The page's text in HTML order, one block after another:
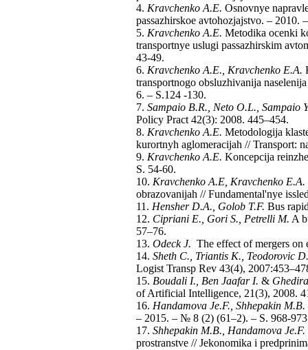
4. Kravchenko A.E. Osnovnye
passazhirskoe avtohozjajstvo. – 2010.
5. Kravchenko A.E. Metodika ocenki
transportnye uslugi passazhirskim
43-49.
6. Kravchenko A.E., Kravchenko E.A.
transportnogo obsluzhivanija
6. – S.124 -130.
7. Sampaio B.R., Neto O.L., Sampaio
Policy Pract 42(3): 2008. 445–454.
8. Kravchenko A.E. Metodologija
kurortnyh aglomeracijah // Transport:
9. Kravchenko A.E. Koncepcija
S. 54-60.
10. Kravchenko A.E, Kravchenko E.A.
obrazovanijah // Fundamental'nye
11. Hensher D.A., Golob T.F. Bus
12. Cipriani E., Gori S., Petrelli M. A
57–76.
13. Odeck J. The effect of mergers
14. Sheth C., Triantis K., Teodorovic D.
Logist Transp Rev 43(4),
15. Boudali I., Ben Jaafar I. &
of Artificial Intelligence, 21(3), 2008.
16. Handamova Je.F., Shhepakin M.B.
– 2015. – № 8 (2) (61–2). – S. 968-
17. Shhepakin M.B., Handamova Je.F.
prostranstve // Jekonomika i